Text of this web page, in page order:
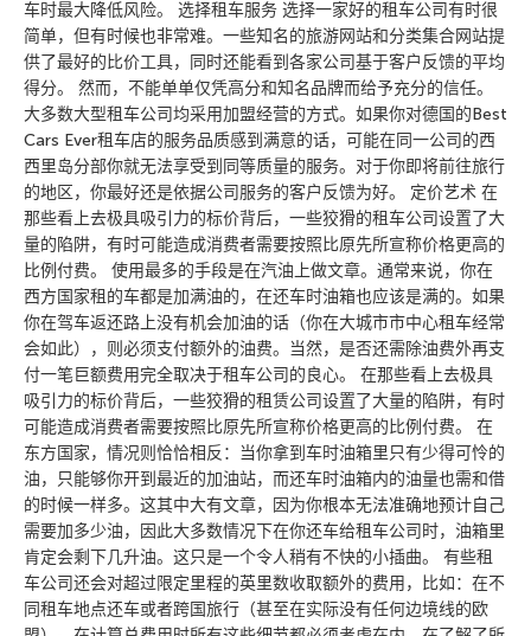
车时最大降低风险。 选择租车服务 选择一家好的租车公司有时很
简单，但有时候也非常难。一些知名的旅游网站和分类集合网站提
供了最好的比价工具，同时还能看到各家公司基于客户反馈的平均
得分。 然而，不能单单仅凭高分和知名品牌而给予充分的信任。
大多数大型租车公司均采用加盟经营的方式。如果你对德国的Best
Cars Ever租车店的服务品质感到满意的话，可能在同一公司的西
西里岛分部你就无法享受到同等质量的服务。对于你即将前往旅行
的地区，你最好还是依据公司服务的客户反馈为好。 定价艺术 在
那些看上去极具吸引力的标价背后，一些狡猾的租车公司设置了大
量的陷阱，有时可能造成消费者需要按照比原先所宣称价格更高的
比例付费。 使用最多的手段是在汽油上做文章。通常来说，你在
西方国家租的车都是加满油的，在还车时油箱也应该是满的。如果
你在驾车返还路上没有机会加油的话（你在大城市市中心租车经常
会如此），则必须支付额外的油费。当然，是否还需除油费外再支
付一笔巨额费用完全取决于租车公司的良心。 在那些看上去极具
吸引力的标价背后，一些狡猾的租赁公司设置了大量的陷阱，有时
可能造成消费者需要按照比原先所宣称价格更高的比例付费。 在
东方国家，情况则恰恰相反：当你拿到车时油箱里只有少得可怜的
油，只能够你开到最近的加油站，而还车时油箱内的油量也需和借
的时候一样多。这其中大有文章，因为你根本无法准确地预计自己
需要加多少油，因此大多数情况下在你还车给租车公司时，油箱里
肯定会剩下几升油。这只是一个令人稍有不快的小插曲。 有些租
车公司还会对超过限定里程的英里数收取额外的费用，比如：在不
同租车地点还车或者跨国旅行（甚至在实际没有任何边境线的欧